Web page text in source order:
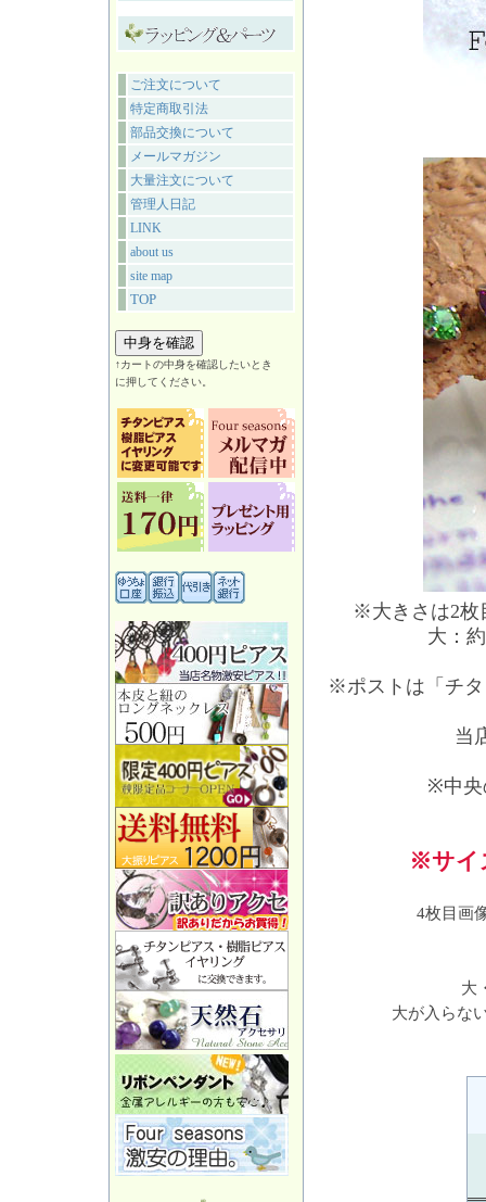
ご注文について
特定商取引法
部品交換について
メールマガジン
大量注文について
管理人日記
LINK
about us
site map
TOP
↑カートの中身を確認したいとき
に押してください。
※大きさは2枚
大：
※ポストは「チタ
当
※中央
※サイ
4枚目画
大
大が入らな